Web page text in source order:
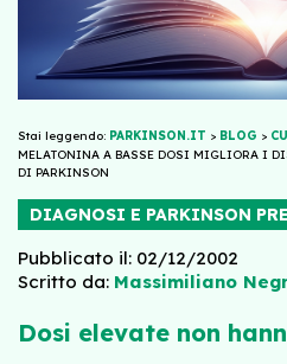
Stai leggendo: PARKINSON.IT > BLOG >
MELATONINA A BASSE DOSI MIGLIORA I
DI PARKINSON
DIAGNOSI E PARKINSON
Pubblicato il: 02/12/2002
Scritto da: Massimiliano
Dosi elevate non